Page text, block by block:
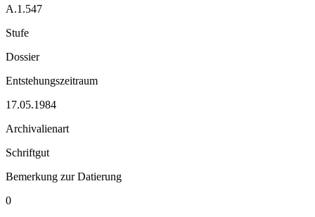
A.1.547
Stufe
Dossier
Entstehungszeitraum
17.05.1984
Archivalienart
Schriftgut
Bemerkung zur Datierung
0